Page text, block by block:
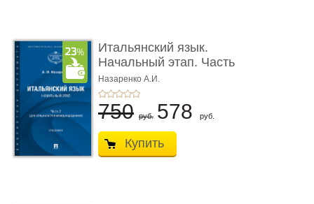
Итальянский язык.
Начальный этап. Часть
2. Учеб� ...
Назаренко А.И.
750 руб. 578 руб.
Купить